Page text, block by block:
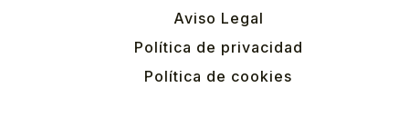
Aviso Legal
Política de privacidad
Política de cookies